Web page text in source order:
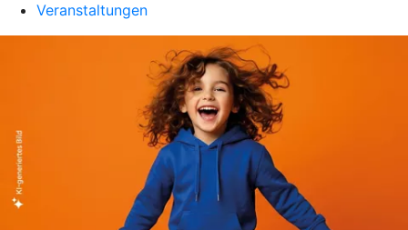
Veranstaltungen